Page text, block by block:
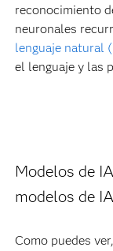
reconocimiento
neuronales
lenguaje natural
el lenguaje y las
Modelos de
modelos de
Como puedes